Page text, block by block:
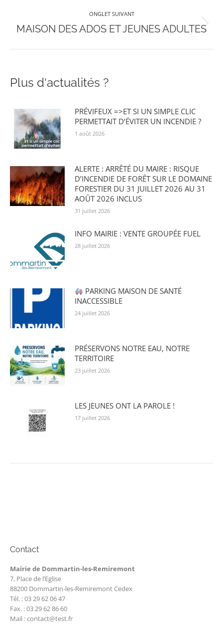
commentaire
ONGLET SUIVANT
Onglet
MAISON DES ADOS ET JEUNES ADULTES
Plus d'actualités ?
PRÉVIFEUX =>ET SI UN SIMPLE CLIC
PERMETTAIT D’ÉVITER UN INCENDIE ?
1 août 2026
ALERTE : ARRÊTÉ DU MAIRE : RISQUE
D’INCENDIE DE FORÊT SUR LE DOMAINE
FORESTIER DU 31 JUILLET 2026 AU 31
AOÛT 2026 INCLUS
31 juillet 2026
INFO MAIRIE : VENTE GROUPÉE FUEL
28 juillet 2026
PARKING MAISON DE SANTÉ
INACCESSIBLE
24 juillet 2026
PRÉSERVONS NOTRE EAU, NOTRE
TERRITOIRE
23 juillet 2026
LES JEUNES ONT LA PAROLE !
17 juillet 2026
Contact
Mairie de Dommartin-les-Remiremont
7, Place de l’Eglise
88200 Dommartin-les-Remiremont Cedex
Tél. : 03 29 62 06 47
Fax. : 03 29 62 86 60
Mail : contact@test.fr